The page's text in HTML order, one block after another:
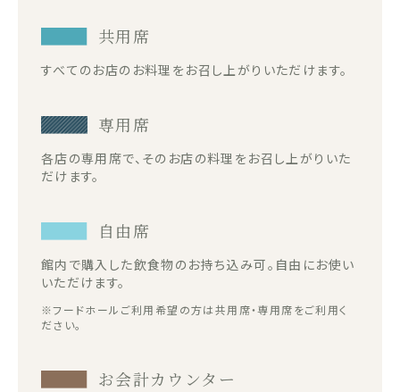
共用席
すべてのお店のお料理をお召し上がりいただけます。
専用席
各店の専用席で、そのお店の料理をお召し上がりいた
だけます。
自由席
館内で購入した飲食物のお持ち込み可。自由にお使い
いただけます。
※フードホールご利用希望の方は共用席・専用席をご利用く
ださい。
お会計カウンター